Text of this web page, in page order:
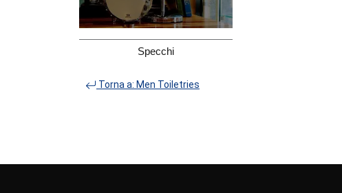
Specchi
Torna a: Men Toiletries